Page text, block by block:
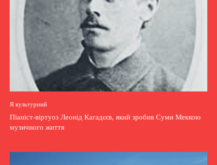
Я культурний
Піаніст-віртуоз Леонід Кагадєєв, який зробив Суми Меккою
музичного життя